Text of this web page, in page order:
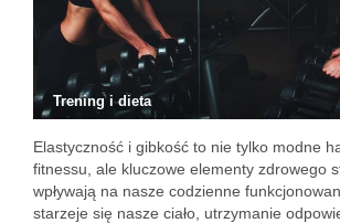
Trening i dieta
Elastyczność i gibkość to nie tylko modne
fitnessu, ale kluczowe elementy zdrowego
wpływają na nasze codzienne
starzeje się nasze ciało, utrzymanie